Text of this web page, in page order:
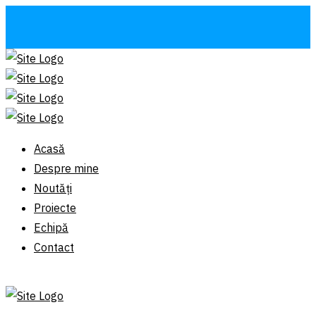
Acasă
Despre mine
Noutăți
Proiecte
Echipă
Contact